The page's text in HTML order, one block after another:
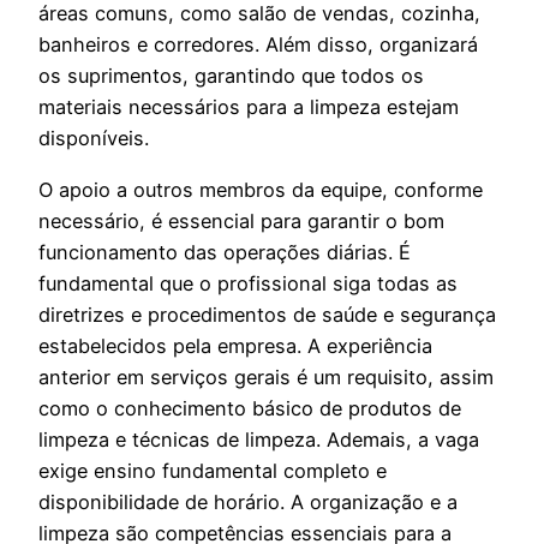
áreas comuns, como salão de vendas, cozinha,
banheiros e corredores. Além disso, organizará
os suprimentos, garantindo que todos os
materiais necessários para a limpeza estejam
disponíveis.
O apoio a outros membros da equipe, conforme
necessário, é essencial para garantir o bom
funcionamento das operações diárias. É
fundamental que o profissional siga todas as
diretrizes e procedimentos de saúde e segurança
estabelecidos pela empresa. A experiência
anterior em serviços gerais é um requisito, assim
como o conhecimento básico de produtos de
limpeza e técnicas de limpeza. Ademais, a vaga
exige ensino fundamental completo e
disponibilidade de horário. A organização e a
limpeza são competências essenciais para a